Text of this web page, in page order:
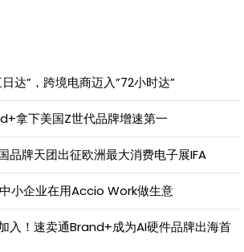
达”，跨境电商迈入”72小时达”
拿下美国Z世代品牌增速第一
品牌天团出征欧洲最大消费电子展IFA
小企业在用Accio Work做生意
入！速卖通Brand+成为AI硬件品牌出海首